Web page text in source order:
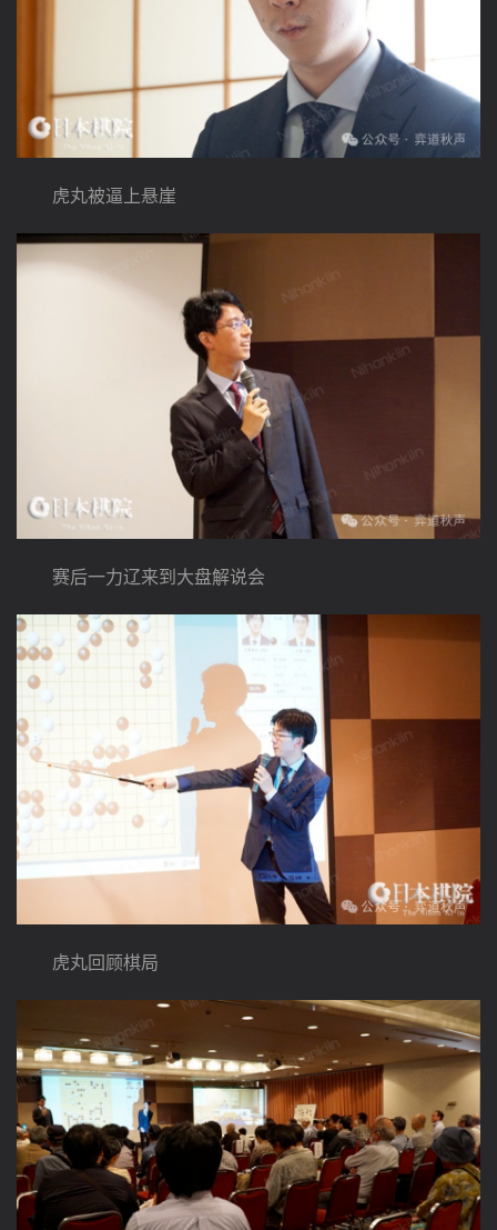
虎丸被逼上悬崖
赛后一力辽来到大盘解说会
虎丸回顾棋局